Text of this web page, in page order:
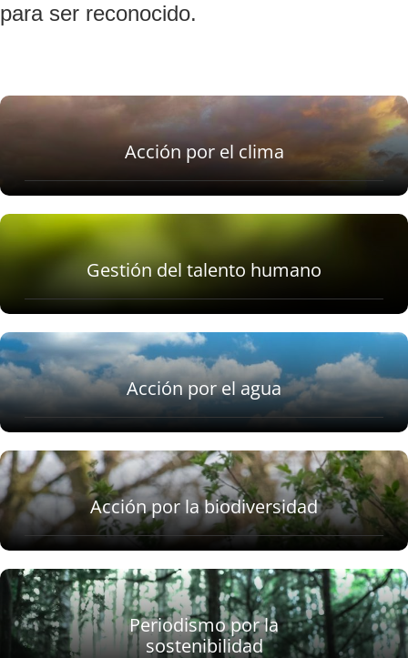
para ser reconocido.
Acción por el clima
Gestión del talento humano
Acción por el agua
Acción por la biodiversidad
Periodismo por la
sostenibilidad